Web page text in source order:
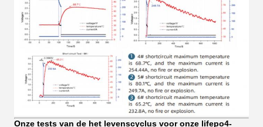
Onze tests van de het levenscyclus voor onze lifepo4-